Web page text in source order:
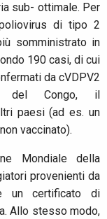
sub- ottimale. Per
di tipo 2
somministrato in
190 casi, di cui
da cVDPV2
del Congo, il
paesi (ad es. un
vaccinato).
Mondiale della
provenienti da
un certificato di
Allo stesso modo,